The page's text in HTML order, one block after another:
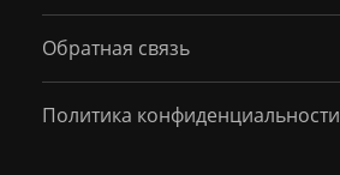
Обратная связь
Политика конфиденциальности